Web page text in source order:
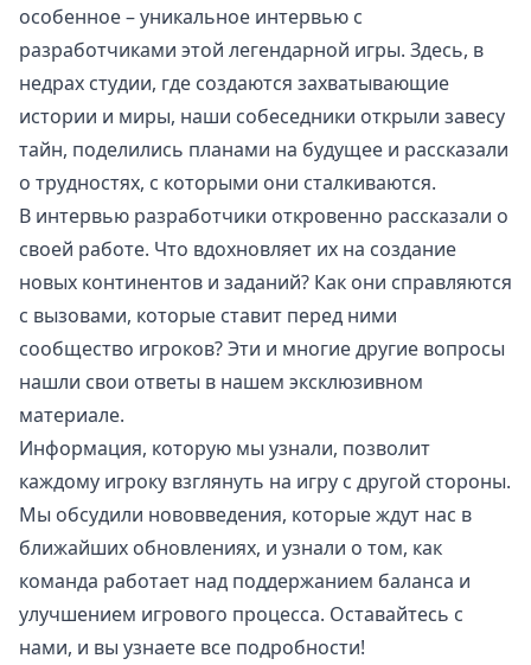
особенное – уникальное интервью с
разработчиками этой легендарной игры. Здесь, в
недрах студии, где создаются захватывающие
истории и миры, наши собеседники открыли завесу
тайн, поделились планами на будущее и рассказали
о трудностях, с которыми они сталкиваются.
В интервью разработчики откровенно рассказали о
своей работе. Что вдохновляет их на создание
новых континентов и заданий? Как они справляются
с вызовами, которые ставит перед ними
сообщество игроков? Эти и многие другие вопросы
нашли свои ответы в нашем эксклюзивном
материале.
Информация, которую мы узнали, позволит
каждому игроку взглянуть на игру с другой стороны.
Мы обсудили нововведения, которые ждут нас в
ближайших обновлениях, и узнали о том, как
команда работает над поддержанием баланса и
улучшением игрового процесса. Оставайтесь с
нами, и вы узнаете все подробности!